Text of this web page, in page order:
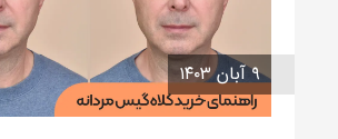
۹ آبان ۱۴۰۳